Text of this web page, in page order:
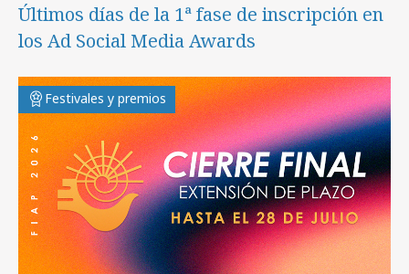
Últimos días de la 1ª fase de inscripción en
los Ad Social Media Awards
Festivales y premios